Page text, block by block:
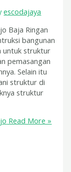
escodajaya
Baja Ringan
bangunan
untuk struktur
pemasangan
Selain itu
struktur di
struktur
Read More »